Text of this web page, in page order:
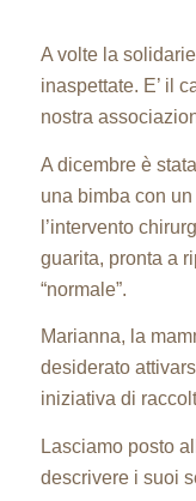
A volte la
inaspettate. E’ il
nostra
A dicembre è
una bimba con
l’intervento
guarita, pronta a
“normale”.
Marianna, la
desiderato
iniziativa di
Lasciamo posto
descrivere i suoi